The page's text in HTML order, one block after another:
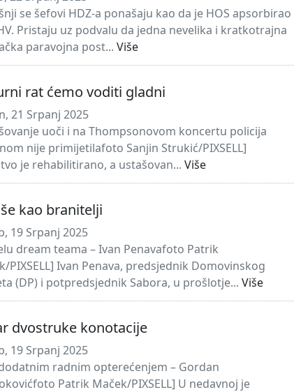
se šefovi HDZ-a ponašaju kao da je HOS apsorbirao
Pristaju uz podvalu da jedna nevelika i kratkotrajna
paravojna post... Više
rat ćemo voditi gladni
21 Srpanj 2025
uoči i na Thompsonovom koncertu policija
nije primijetilafoto Sanjin Strukić/PIXSELL]
je rehabilitirano, a ustašovan... Više
kao branitelji
19 Srpanj 2025
dream teama – Ivan Penavafoto Patrik
PIXSELL] Ivan Penava, predsjednik Domovinskog
(DP) i potpredsjednik Sabora, u prošlotje... Više
dvostruke konotacije
19 Srpanj 2025
radnim opterećenjem – Gordan
Patrik Maček/PIXSELL] U nedavnoj je